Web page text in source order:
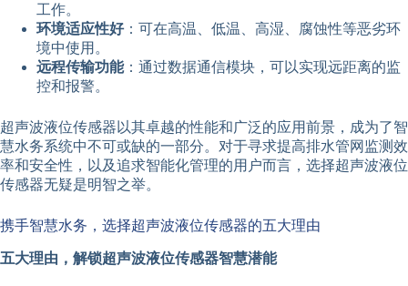
工作。
环境适应性好：可在高温、低温、高湿、腐蚀性等恶劣环
境中使用。
远程传输功能：通过数据通信模块，可以实现远距离的监
控和报警。
超声波液位传感器以其卓越的性能和广泛的应用前景，成为了智
慧水务系统中不可或缺的一部分。对于寻求提高排水管网监测效
率和安全性，以及追求智能化管理的用户而言，选择超声波液位
传感器无疑是明智之举。
携手智慧水务，选择超声波液位传感器的五大理由
五大理由，解锁超声波液位传感器智慧潜能